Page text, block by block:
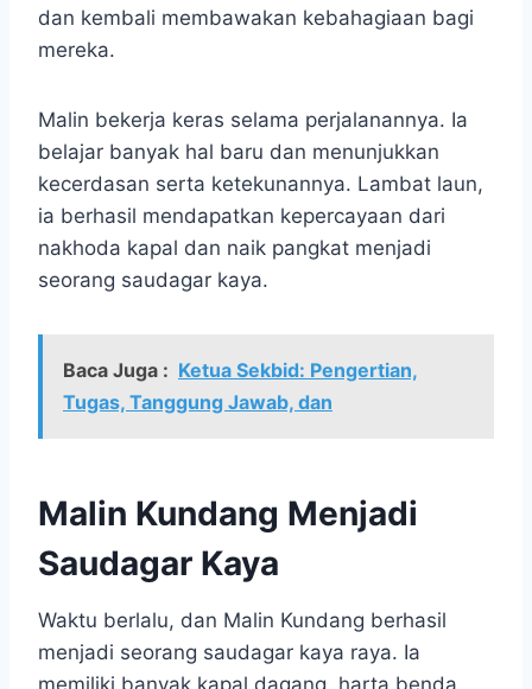
dan kembali membawakan kebahagiaan bagi
mereka.
Malin bekerja keras selama perjalanannya. Ia
belajar banyak hal baru dan menunjukkan
kecerdasan serta ketekunannya. Lambat laun,
ia berhasil mendapatkan kepercayaan dari
nakhoda kapal dan naik pangkat menjadi
seorang saudagar kaya.
Baca Juga : Ketua Sekbid: Pengertian,
Tugas, Tanggung Jawab, dan
Malin Kundang Menjadi
Saudagar Kaya
Waktu berlalu, dan Malin Kundang berhasil
menjadi seorang saudagar kaya raya. Ia